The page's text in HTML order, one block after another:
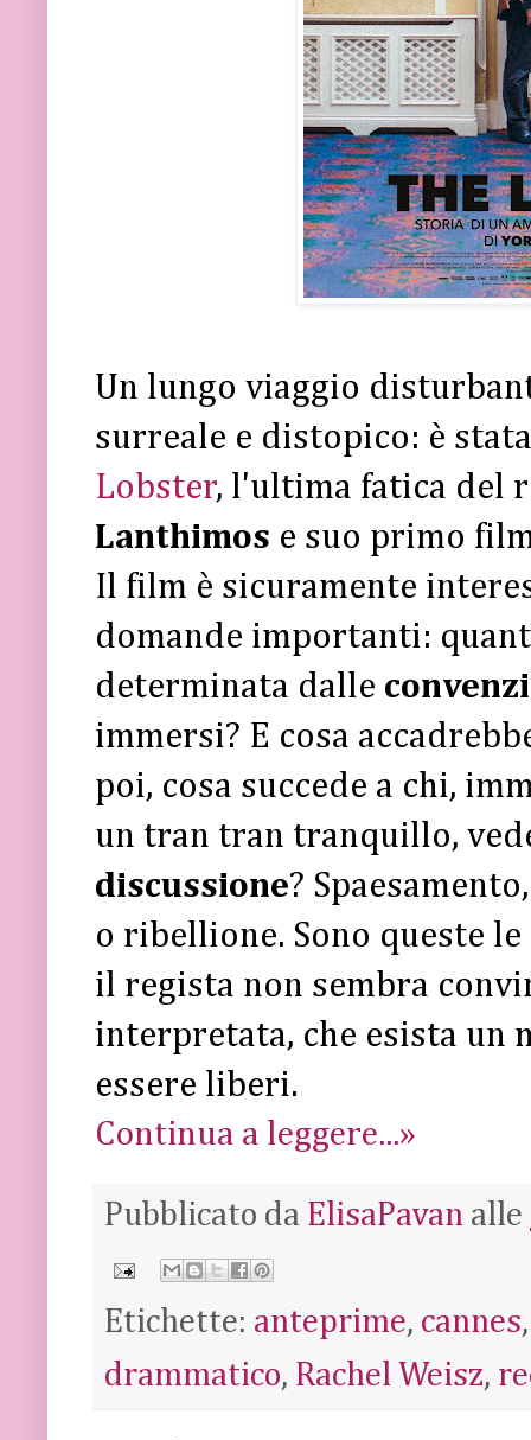
Un lungo viaggio
surreale e distopico: è
Lobster, l'ultima fatica del
Lanthimos e suo primo
Il film è sicuramente
domande importanti:
determinata dalle
immersi? E cosa
poi, cosa succede a chi,
un tran tran tranquillo,
discussione?
o ribellione. Sono queste
il regista non sembra
interpretata, che esista un
essere liberi.
Continua a leggere...»
Pubblicato da ElisaPavan alle
Etichette: anteprime, cannes
drammatico, Rachel Weisz,